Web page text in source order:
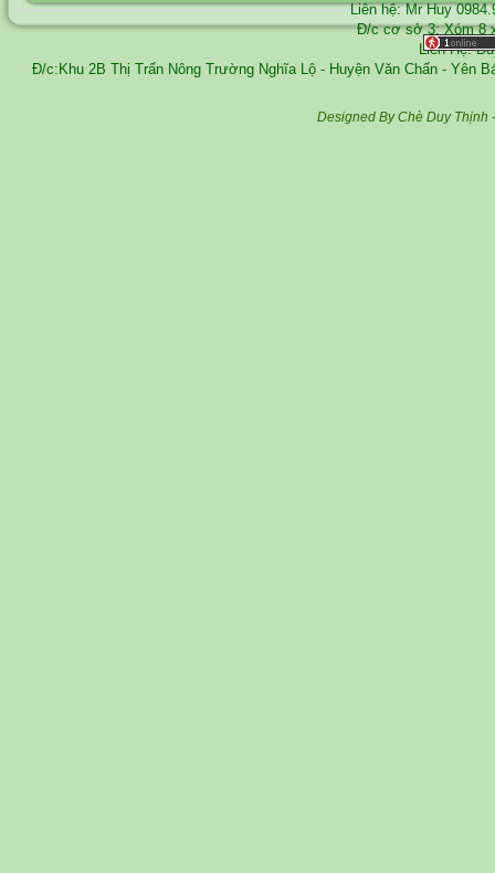
Liên hệ: Mr Huy
Đ/c cơ sở 3: Xóm 8
Liên Hệ:
Đ/c:Khu 2B Thị Trấn Nông Trường Nghĩa Lộ - Huyện Văn Chấn - Yên
Designed By Chè Duy Thịnh -